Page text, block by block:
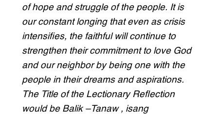
of hope and struggle of the people. It is
our constant longing that even as crisis
intensifies, the faithful will continue to
strengthen their commitment to love God
and our neighbor by being one with the
people in their dreams and aspirations.
The Title of the Lectionary Reflection
would be Balik –Tanaw , isang